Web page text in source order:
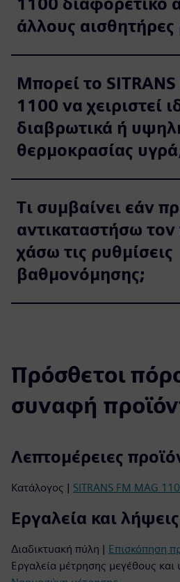
άλλους αισθητήρες
Μπορεί το
1100 να χειριστεί
διαβρωτικά ή
θερμοκρασίας
Τι συμβαίνει εάν
αντικαταστήσω
χάσω τις ρυθμίσεις
βαθμονόμησης;
Πρόσθετοι
συναφή
Λεπτομέρειες
Κατάλογος | SITRANS FM MAG
Εργαλεία και λήψεις
Διαδικτυακή πύλη | Επισκόπηση
Εργαλεία μέτρησης μεγέθους και